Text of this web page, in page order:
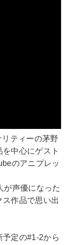
ティーの茅野
中心にゲスト
のアニプレッ
が声優になった
作品で思い出
定の#1-2から